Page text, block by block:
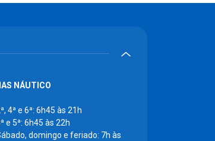
NÁUTICO
4ª e 6ª: 6h45 às 21h
e 5ª: 6h45 às 22h
domingo e feriado: 7h às